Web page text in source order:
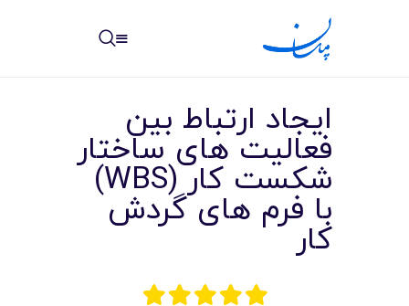
خانه
مرکز آموزش
ایجاد ارتباط بین
فعالیت های ساختار
شکست کار (WBS)
با فرم های گردش
کار